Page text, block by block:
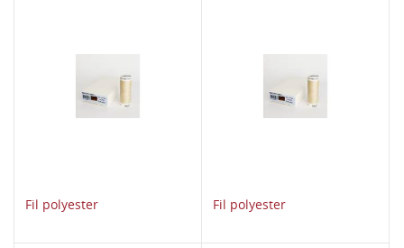
Fil polyester Fil polyester